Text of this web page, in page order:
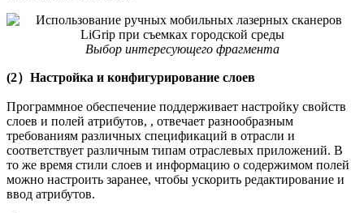
Выбор интересующего фрагмента
(2）Настройка и конфигурирование слоев
Программное обеспечение поддерживает настройку свойств
слоев и полей атрибутов, , отвечает разнообразным
требованиям различных спецификаций в отрасли и
соответствует различным типам отраслевых приложений. В
то же время стили слоев и информацию о содержимом полей
можно настроить заранее, чтобы ускорить редактирование и
ввод атрибутов.